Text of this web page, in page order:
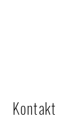
Kontakt